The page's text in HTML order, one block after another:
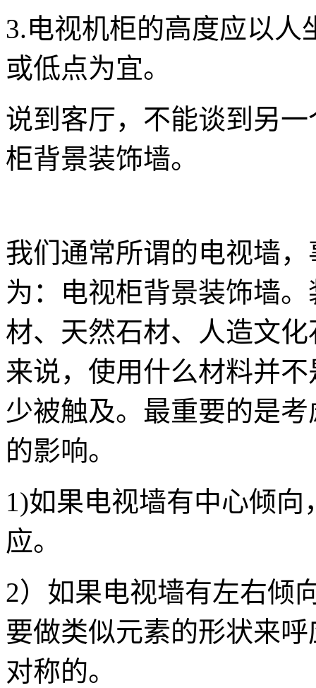
3.电视机柜的高度应以
或低点为宜。
说到客厅，不能谈到另
柜背景装饰墙。
我们通常所谓的电视墙
为：电视柜背景装饰墙
材、天然石材、人造文
来说，使用什么材料并
少被触及。最重要的是
的影响。
1)如果电视墙有中心倾
应。
2）如果电视墙有左右倾
要做类似元素的形状来
对称的。